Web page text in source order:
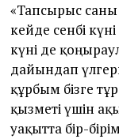
«Тапсырыс
кейде сенбі
күні де
дайындап
құрбым бізге
қызметі үшін
уақытта бір-